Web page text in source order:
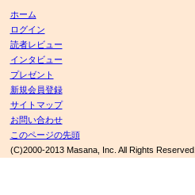
ホーム
ログイン
読者レビュー
インタビュー
プレゼント
新規会員登録
サイトマップ
お問い合わせ
このページの先頭
(C)2000-2013 Masana, Inc. All Rights Reserved.